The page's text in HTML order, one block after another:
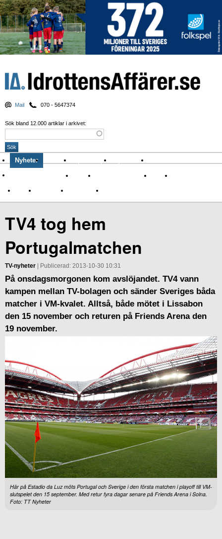
Mail 070 - 5647374
Sök bland 12.000 artiklar i arkivet:
Nyheter Krönikor Sport & spel Nyhetsbrev
Om Idrottens Affärer
Affärer I spåren av Corona Arena
Namn Sponsring TV-nyheter
TV4 tog hem
Portugalmatchen
TV-nyheter | Publicerad: 2013-10-30 10:31
På onsdagsmorgonen kom avslöjandet. TV4 vann
kampen mellan TV-bolagen och sänder Sveriges båda
matcher i VM-kvalet. Alltså, både mötet i Lissabon
den 15 november och returen på Friends Arena den
19 november.
Här på Estadio da Luz möts Portugal och Sverige i den första matchen i playoff till VM-
slutspelet den 15 september. Med retur fyra dagar senare på Friends Arena i Solna.
Foto: TT Nyheter